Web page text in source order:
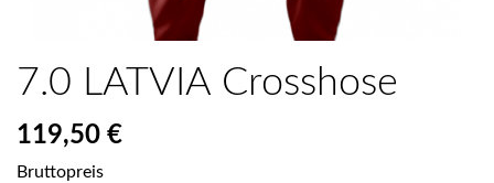
7.0 LATVIA Crosshose
119,50 €
Bruttopreis